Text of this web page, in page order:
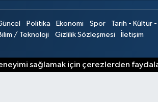
Politika Ekonomi Spor Tarih - Kültür
/ Teknoloji Gizlilik Sözleşmesi İletişim
sağlamak için çerezlerden